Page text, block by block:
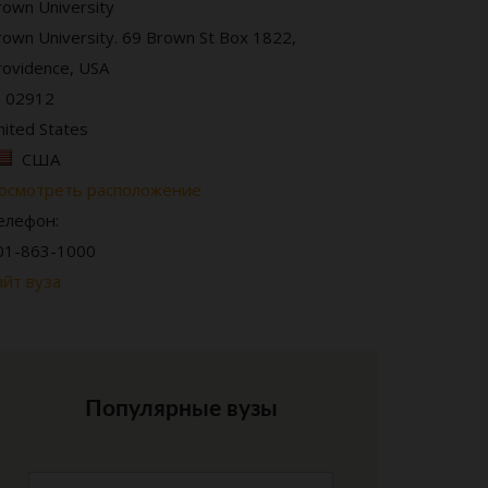
University
University. 69 Brown St Box 1822,
USA
02912
States
США
расположение
863-1000
вуза
Популярные вузы